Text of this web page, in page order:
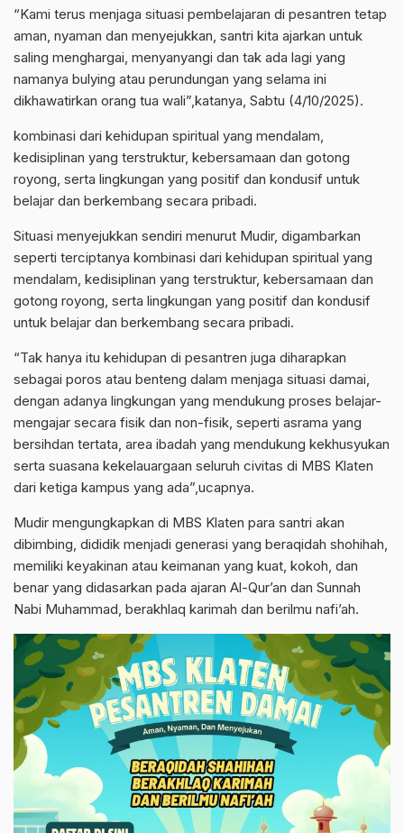
“Kami terus menjaga situasi pembelajaran di pesantren tetap
aman, nyaman dan menyejukkan, santri kita ajarkan untuk
saling menghargai, menyanyangi dan tak ada lagi yang
namanya bulying atau perundungan yang selama ini
dikhawatirkan orang tua wali”,katanya, Sabtu (4/10/2025).
kombinasi dari kehidupan spiritual yang mendalam,
kedisiplinan yang terstruktur, kebersamaan dan gotong
royong, serta lingkungan yang positif dan kondusif untuk
belajar dan berkembang secara pribadi.
Situasi menyejukkan sendiri menurut Mudir, digambarkan
seperti terciptanya kombinasi dari kehidupan spiritual yang
mendalam, kedisiplinan yang terstruktur, kebersamaan dan
gotong royong, serta lingkungan yang positif dan kondusif
untuk belajar dan berkembang secara pribadi.
“Tak hanya itu kehidupan di pesantren juga diharapkan
sebagai poros atau benteng dalam menjaga situasi damai,
dengan adanya lingkungan yang mendukung proses belajar-
mengajar secara fisik dan non-fisik, seperti asrama yang
bersihdan tertata, area ibadah yang mendukung kekhusyukan
serta suasana kekelauargaan seluruh civitas di MBS Klaten
dari ketiga kampus yang ada”,ucapnya.
Mudir mengungkapkan di MBS Klaten para santri akan
dibimbing, dididik menjadi generasi yang beraqidah shohihah,
memiliki keyakinan atau keimanan yang kuat, kokoh, dan
benar yang didasarkan pada ajaran Al-Qur’an dan Sunnah
Nabi Muhammad, berakhlaq karimah dan berilmu nafi’ah.